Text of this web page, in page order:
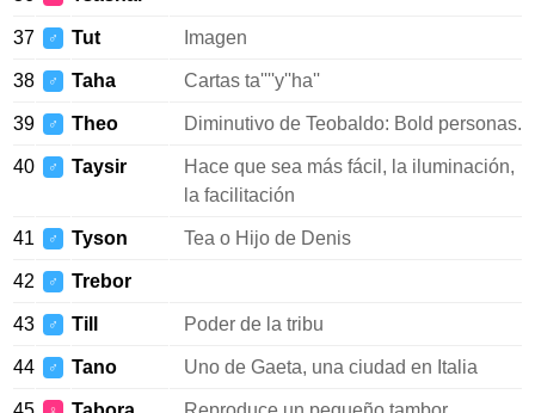
37 ♂ Tut Imagen
38 ♂ Taha Cartas ta''''y''ha''
39 ♂ Theo Diminutivo de Teobaldo: Bold personas.
40 ♂ Taysir
Hace que sea más fácil, la iluminación,
la facilitación
41 ♂ Tyson Tea o Hijo de Denis
42 ♂ Trebor
43 ♂ Till Poder de la tribu
44 ♂ Tano Uno de Gaeta, una ciudad en Italia